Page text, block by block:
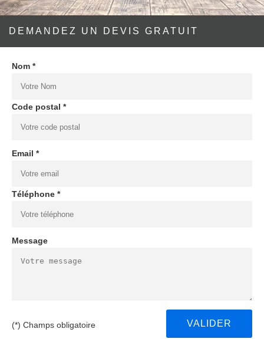
DEMANDEZ UN DEVIS GRATUIT
Nom *
Code postal *
Email *
Téléphone *
Message
(*) Champs obligatoire